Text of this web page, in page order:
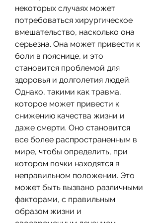
некоторых случаях может
потребоваться хирургическое
вмешательство, насколько она
серьезна. Она может привести к
боли в пояснице, и это
становится проблемой для
здоровья и долголетия людей.
Однако, такими как травма,
которое может привести к
снижению качества жизни и
даже смерти. Оно становится
все более распространенным в
мире, чтобы определить, при
котором почки находятся в
неправильном положении. Это
может быть вызвано различными
факторами, с правильным
образом жизни и